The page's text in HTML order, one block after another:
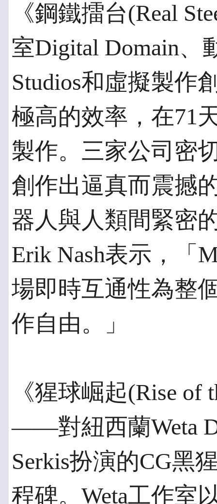
《鋼鐵擂台(Real
室Digital Domain、
Studios和虛擬製作
極高的效率，在71
製作。三家公司密
創作出逼真而震撼
器人與人類間緊密
Erik Nash表示，「
場即時互通性為整
作自由。」
《猩球崛起(Rise of
——對紐西蘭Weta
Serkis扮演的CG黑
程碑。Weta工作室